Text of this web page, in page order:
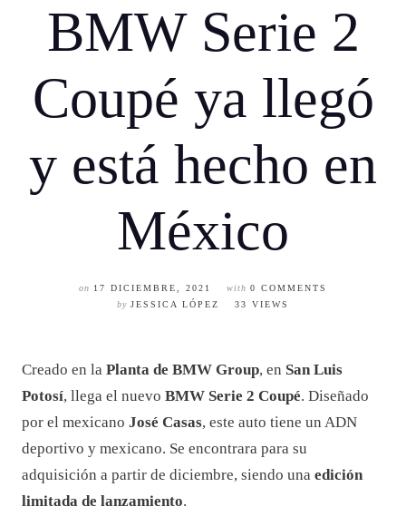
BMW Serie 2
Coupé ya llegó
y está hecho en
México
on 17 DICIEMBRE, 2021 with 0 COMMENTS
by JESSICA LÓPEZ 33 VIEWS
Creado en la Planta de BMW Group, en San Luis
Potosí, llega el nuevo BMW Serie 2 Coupé. Diseñado
por el mexicano José Casas, este auto tiene un ADN
deportivo y mexicano. Se encontrara para su
adquisición a partir de diciembre, siendo una edición
limitada de lanzamiento.